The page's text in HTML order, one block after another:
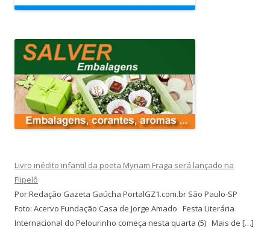
Livro inédito infantil da poeta Myriam Fraga será lançado na
Flipelô
Por:Redação Gazeta Gaúcha PortalGZ1.com.br São Paulo-SP
Foto: Acervo Fundação Casa de Jorge Amado Festa Literária
Internacional do Pelourinho começa nesta quarta (5) Mais de […]